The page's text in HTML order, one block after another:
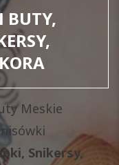
BUTY,
Meskie
Snikersy,